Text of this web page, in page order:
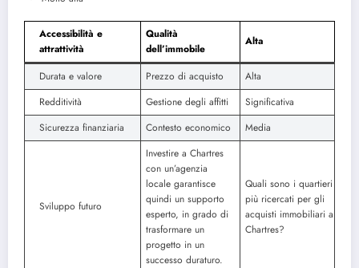
Accessibilità e
attrattività
Qualità
dell’immobile
Alta
Durata e valore Prezzo di acquisto
Alta
Redditività
Gestione degli affitti
Significativa
Sicurezza finanziaria
Contesto economico Media
Sviluppo futuro
Investire a Chartres
con un’agenzia
locale garantisce
quindi un supporto
esperto, in grado di
trasformare un
progetto in un
successo duraturo.
Quali sono i quartieri
più ricercati per gli
acquisti immobiliari a
Chartres?